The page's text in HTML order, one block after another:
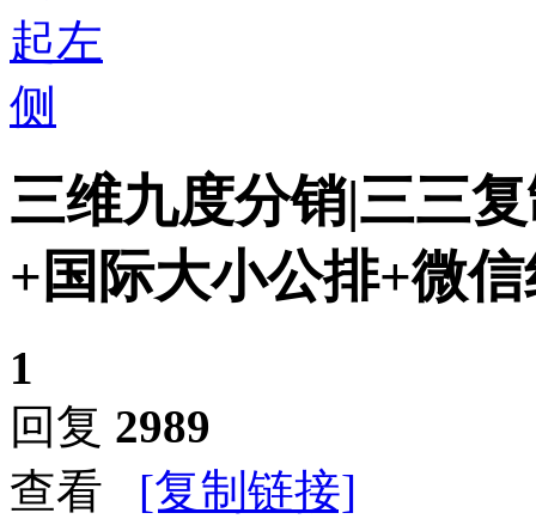
三维九度分销|三三
+国际大小公排+微
1
回复 2989
查看
[复制链接]